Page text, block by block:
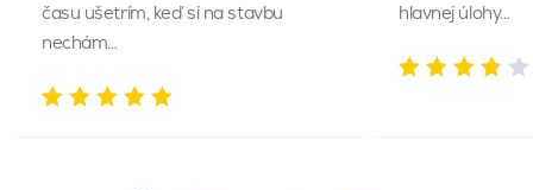
času ušetrím, keď si na stavbu
nechám…
hlavnej úlohy…